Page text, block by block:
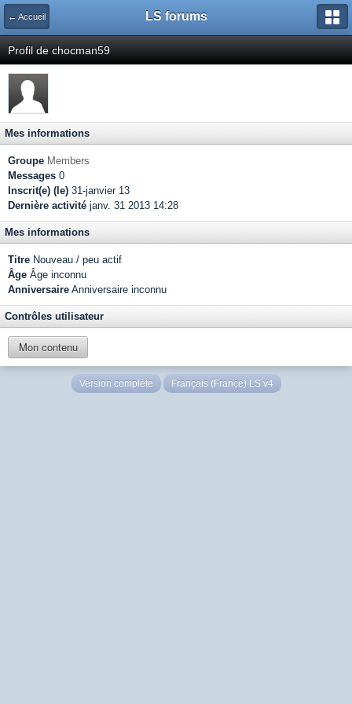
← Accueil LS forums
Profil de chocman59
Mes informations
Groupe Members
Messages 0
Inscrit(e) (le) 31-janvier 13
Dernière activité janv. 31 2013 14:28
Mes informations
Titre Nouveau / peu actif
Âge Âge inconnu
Anniversaire Anniversaire inconnu
Contrôles utilisateur
Mon contenu
Version complète Français (France) LS v4